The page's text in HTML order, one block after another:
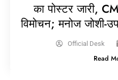
का पोस्टर जारी,
विमोचन; मनोज जोशी-
Official Desk
Read